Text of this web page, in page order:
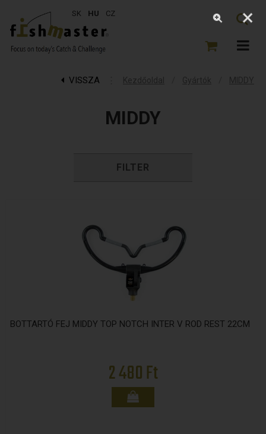
SK HU CZ
VISSZA Kezdőoldal Gyártók MIDDY
MIDDY
FILTER
BOTTARTÓ FEJ MIDDY TOP NOTCH INTER V ROD REST 22CM
2 480 Ft